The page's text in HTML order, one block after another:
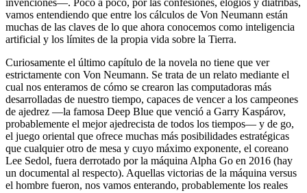
vamos entendiendo que entre los cálculos de Von Neumann están
muchas de las claves de lo que ahora conocemos como inteligencia
artificial y los límites de la propia vida sobre la Tierra.
Curiosamente el último capítulo de la novela no tiene que ver
estrictamente con Von Neumann. Se trata de un relato mediante el
cual nos enteramos de cómo se crearon las computadoras más
desarrolladas de nuestro tiempo, capaces de vencer a los campeones
de ajedrez —la famosa Deep Blue que venció a Garry Kaspárov,
probablemente el mejor ajedrecista de todos los tiempos— y de go,
el juego oriental que ofrece muchas más posibilidades estratégicas
que cualquier otro de mesa y cuyo máximo exponente, el coreano
Lee Sedol, fuera derrotado por la máquina Alpha Go en 2016 (hay
un documental al respecto). Aquellas victorias de la máquina versus
el hombre fueron, nos vamos enterando, probablemente los reales